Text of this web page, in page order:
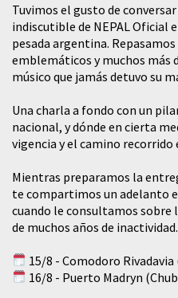
Tuvimos el gusto de
indiscutible de NEPAL Oficial
pesada argentina.
emblemáticos y muchos más
músico que jamás detuvo su
​Una charla a fondo con un
nacional, y dónde en cierta
vigencia y el camino recorrido
Mientras preparamos la
te compartimos un adelanto
cuando le consultamos sobre
de muchos años de inactividad.
15/8 - Comodoro
16/8 - Puerto Madryn